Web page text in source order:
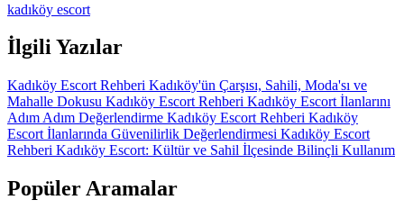
kadıköy escort
İlgili Yazılar
Kadıköy Escort Rehberi Kadıköy'ün Çarşısı, Sahili, Moda'sı ve
Mahalle Dokusu Kadıköy Escort Rehberi Kadıköy Escort İlanlarını
Adım Adım Değerlendirme Kadıköy Escort Rehberi Kadıköy
Escort İlanlarında Güvenilirlik Değerlendirmesi Kadıköy Escort
Rehberi Kadıköy Escort: Kültür ve Sahil İlçesinde Bilinçli Kullanım
Popüler Aramalar